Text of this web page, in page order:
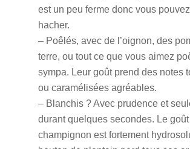
est un peu ferme donc vous
hacher.
– Poêlés, avec de l’oignon, des
terre, ou tout ce que vous aimez
sympa. Leur goût prend des notes
ou caramélisées agréables.
– Blanchis ? Avec prudence et
durant quelques secondes. Le goût
champignon est fortement